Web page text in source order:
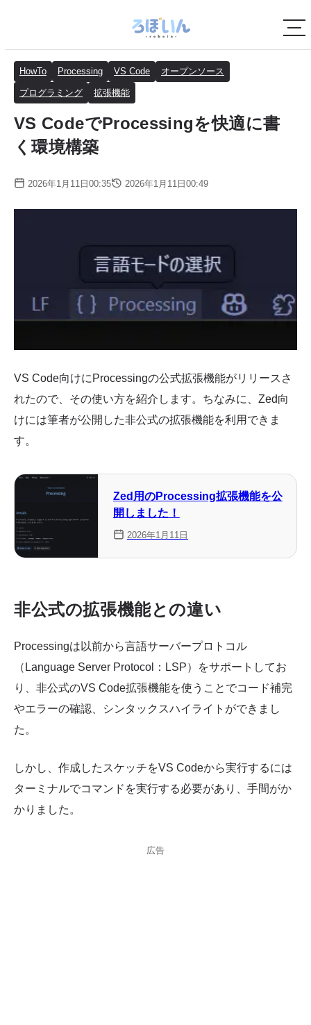
HowTo Processing VS Code オープンソース
プログラミング 拡張機能
VS CodeでProcessingを快適に書
く環境構築
2026年1月11日00:35 2026年1月11日00:49
VS Code向けにProcessingの公式拡張機能がリリースさ
れたので、その使い方を紹介します。ちなみに、Zed向
けには筆者が公開した非公式の拡張機能を利用できま
す。
Zed用のProcessing拡張機能を公
開しました！
2026年1月11日
非公式の拡張機能との違い
Processingは以前から言語サーバープロトコル
（Language Server Protocol：LSP）をサポートしてお
り、非公式のVS Code拡張機能を使うことでコード補完
やエラーの確認、シンタックスハイライトができまし
た。
しかし、作成したスケッチをVS Codeから実行するには
ターミナルでコマンドを実行する必要があり、手間がか
かりました。
広告